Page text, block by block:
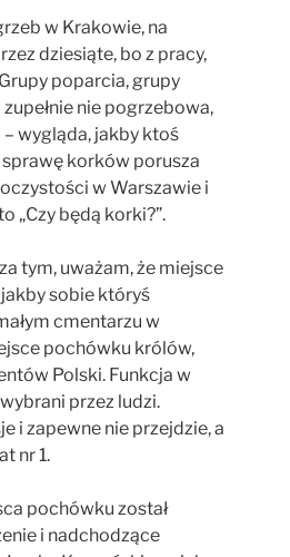
w Krakowie, na
dziesiąte, bo z pracy,
poparcia, grupy
nie pogrzebowa,
wygląda, jakby ktoś
korków porusza
w Warszawie i
„Czy będą korki?”.
tym, uważam, że miejsce
sobie któryś
cmentarzu w
pochówku królów,
Polski. Funkcja w
przez ludzi.
i zapewne nie przejdzie, a
nr 1.
pochówku został
i nadchodzące